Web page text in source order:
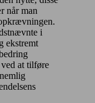
når man
i
ekstremt
at tilføre